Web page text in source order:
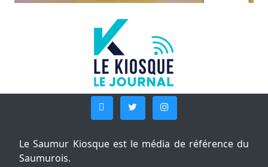
Le Saumur Kiosque est le média de référence du
Saumurois.